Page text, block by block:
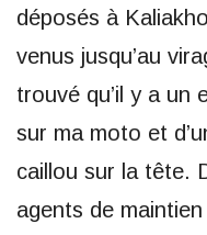
déposés à
venus jusqu’au
trouvé qu’il y a un
sur ma moto et
caillou sur la tête.
agents de